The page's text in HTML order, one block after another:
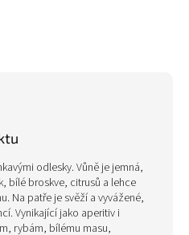
odlesky. Vůně je jemná,
bílé broskve, citrusů a lehce
Na patře je svěží a vyvážené,
Vynikající jako aperitiv i
rybám, bílému masu,